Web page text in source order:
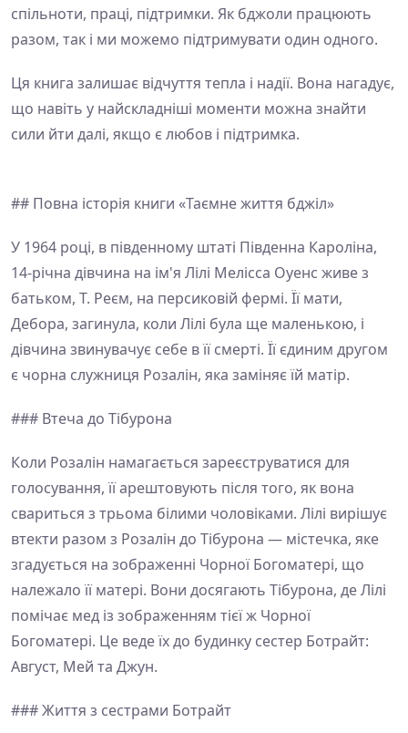
спільноти, праці, підтримки. Як бджоли працюють
разом, так і ми можемо підтримувати один одного.
Ця книга залишає відчуття тепла і надії. Вона нагадує,
що навіть у найскладніші моменти можна знайти
сили йти далі, якщо є любов і підтримка.
## Повна історія книги «Таємне життя бджіл»
У 1964 році, в південному штаті Південна Кароліна,
14-річна дівчина на ім'я Лілі Мелісса Оуенс живе з
батьком, Т. Реєм, на персиковій фермі. Її мати,
Дебора, загинула, коли Лілі була ще маленькою, і
дівчина звинувачує себе в її смерті. Її єдиним другом
є чорна служниця Розалін, яка заміняє їй матір.
### Втеча до Тібурона
Коли Розалін намагається зареєструватися для
голосування, її арештовують після того, як вона
свариться з трьома білими чоловіками. Лілі вирішує
втекти разом з Розалін до Тібурона — містечка, яке
згадується на зображенні Чорної Богоматері, що
належало її матері. Вони досягають Тібурона, де Лілі
помічає мед із зображенням тієї ж Чорної
Богоматері. Це веде їх до будинку сестер Ботрайт:
Август, Мей та Джун.
### Життя з сестрами Ботрайт